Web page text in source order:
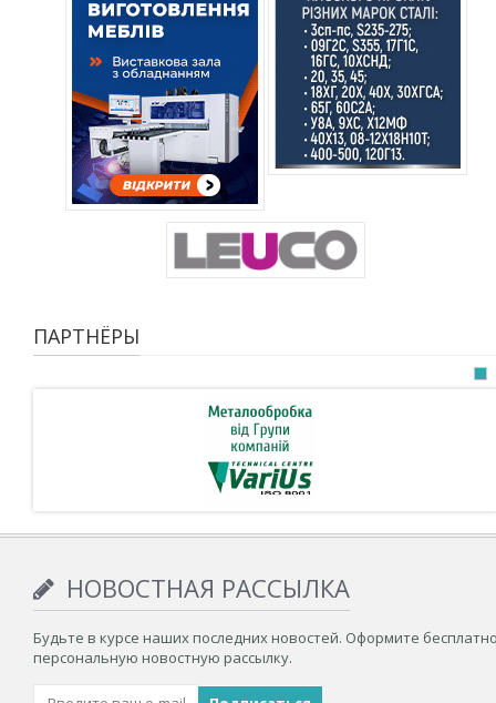
ПАРТНЁРЫ
НОВОСТНАЯ РАССЫЛКА
Будьте в курсе наших последних новостей. Оформите
персональную новостную рассылку.